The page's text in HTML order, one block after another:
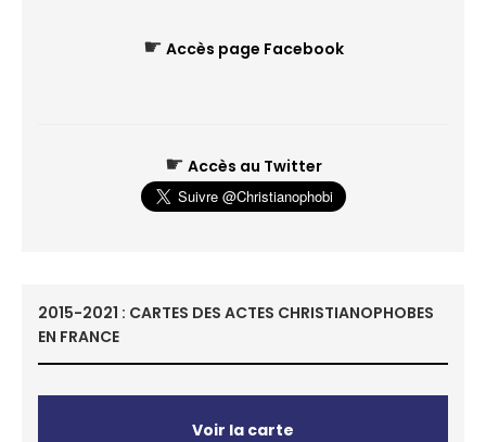
☛ Accès page Facebook
☛ Accès au Twitter
2015-2021 : CARTES DES ACTES CHRISTIANOPHOBES
EN FRANCE
Voir la carte